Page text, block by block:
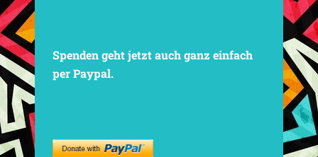
Spenden geht jetzt auch ganz einfach
per Paypal.